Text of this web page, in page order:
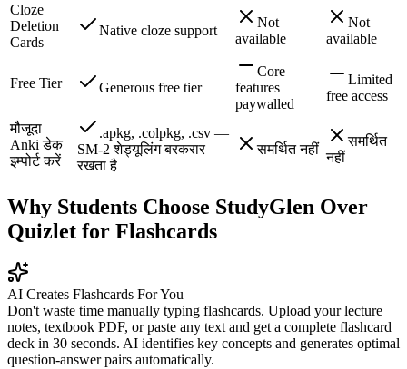
Cloze
Deletion
Cards
Native cloze support
Not
available
Not
available
Free Tier Generous free tier
Core
features
paywalled
Limited
free access
मौजूदा
Anki डेक
इम्पोर्ट करें
.apkg, .colpkg, .csv —
SM-2 शेड्यूलिंग बरकरार
रखता है
समर्थित नहीं
समर्थित
नहीं
Why Students Choose StudyGlen Over
Quizlet for Flashcards
AI Creates Flashcards For You
Don't waste time manually typing flashcards. Upload your lecture
notes, textbook PDF, or paste any text and get a complete flashcard
deck in 30 seconds. AI identifies key concepts and generates optimal
question-answer pairs automatically.